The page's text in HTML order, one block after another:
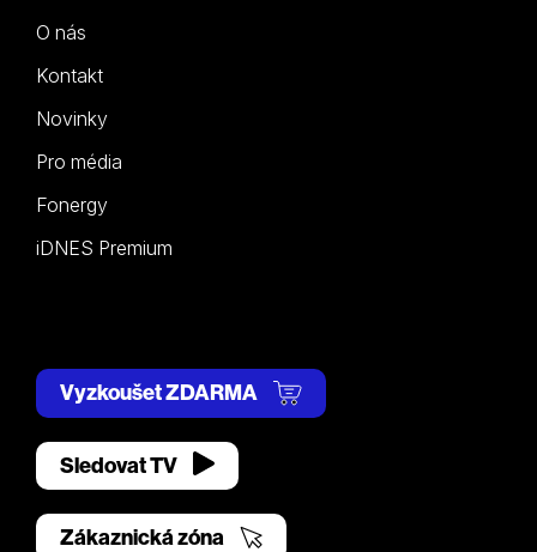
O nás
Kontakt
Novinky
Pro média
Fonergy
iDNES Premium
Vyzkoušet ZDARMA
Sledovat TV
Zákaznická zóna